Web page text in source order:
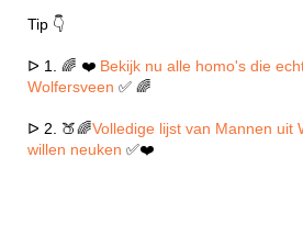
Tip 👇
ᐅ 1. 🌈 ❤️ Bekijk nu alle homo's die
Wolfersveen ✅ 🌈
ᐅ 2. 🍑🌈Volledige lijst van Mannen uit
willen neuken ✅❤️